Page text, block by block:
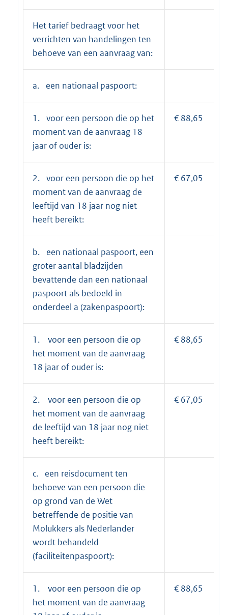
Het tarief bedraagt voor het
verrichten van handelingen ten
behoeve van een aanvraag van:
a. een nationaal paspoort:
1. voor een persoon die op het
moment van de aanvraag 18
jaar of ouder is:
€ 88,65
2. voor een persoon die op het
moment van de aanvraag de
leeftijd van 18 jaar nog niet
heeft bereikt:
€ 67,05
b. een nationaal paspoort, een
groter aantal bladzijden
bevattende dan een nationaal
paspoort als bedoeld in
onderdeel a (zakenpaspoort):
1. voor een persoon die op
het moment van de aanvraag
18 jaar of ouder is:
€ 88,65
2. voor een persoon die op
het moment van de aanvraag
de leeftijd van 18 jaar nog niet
heeft bereikt:
€ 67,05
c. een reisdocument ten
behoeve van een persoon die
op grond van de Wet
betreffende de positie van
Molukkers als Nederlander
wordt behandeld
(faciliteitenpaspoort):
1. voor een persoon die op
het moment van de aanvraag
€ 88,65